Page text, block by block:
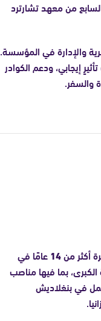
من معهد تشارترد
والإدارة في المؤسسة.
إيجابي، ودعم الكوادر
والسفر.
أكثر من14عامًا في
بما فيها مناصب
في بنغلاديش